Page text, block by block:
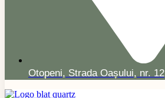
Otopeni, Strada Oașului, nr. 12